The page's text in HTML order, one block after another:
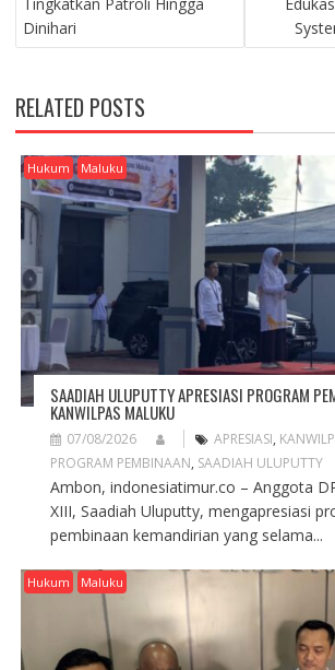
T
N
V
I
G
A
T
O
Dinihari
RELATED POSTS
Hukum Maluku
SAADIAH ULUPUTTY APRESIASI PROGRAM
KANWILPAS MALUKU
07/08/2026 APRESIASI,
PROGRAM PEMBINAAN, SAADIAH ULUPUTTY
Ambon, indonesiatimur.co – Anggota
XIII, Saadiah Uluputty, mengapresiasi
pembinaan kemandirian yang selama...
Hukum Maluku